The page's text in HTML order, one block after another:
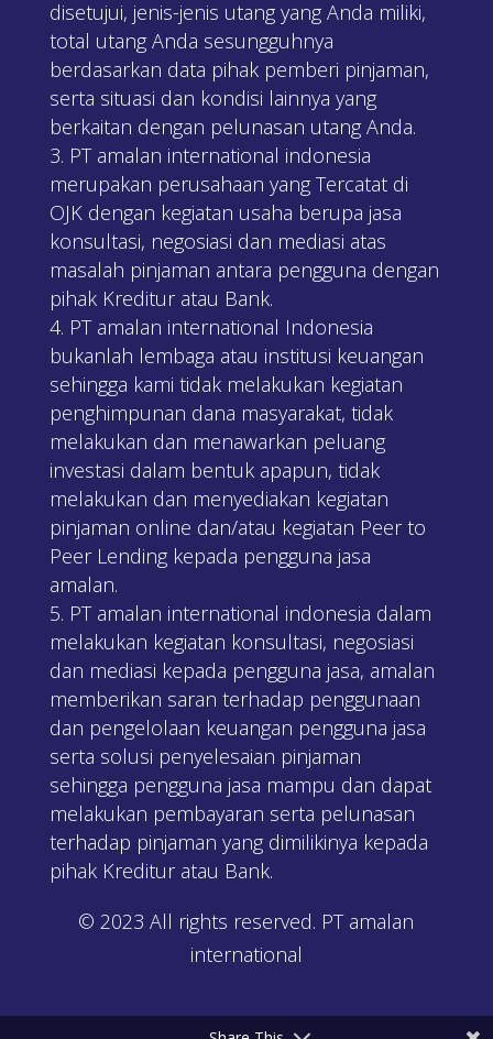
disetujui, jenis-jenis utang yang Anda miliki,
total utang Anda sesungguhnya
berdasarkan data pihak pemberi pinjaman,
serta situasi dan kondisi lainnya yang
berkaitan dengan pelunasan utang Anda.
PT amalan international indonesia
merupakan perusahaan yang Tercatat di
OJK dengan kegiatan usaha berupa jasa
konsultasi, negosiasi dan mediasi atas
masalah pinjaman antara pengguna dengan
pihak Kreditur atau Bank.
PT amalan international Indonesia
bukanlah lembaga atau institusi keuangan
sehingga kami tidak melakukan kegiatan
penghimpunan dana masyarakat, tidak
melakukan dan menawarkan peluang
investasi dalam bentuk apapun, tidak
melakukan dan menyediakan kegiatan
pinjaman online dan/atau kegiatan Peer to
Peer Lending kepada pengguna jasa
amalan.
PT amalan international indonesia dalam
melakukan kegiatan konsultasi, negosiasi
dan mediasi kepada pengguna jasa, amalan
memberikan saran terhadap penggunaan
dan pengelolaan keuangan pengguna jasa
serta solusi penyelesaian pinjaman
sehingga pengguna jasa mampu dan dapat
melakukan pembayaran serta pelunasan
terhadap pinjaman yang dimilikinya kepada
pihak Kreditur atau Bank.
© 2023 All rights reserved. PT amalan
international